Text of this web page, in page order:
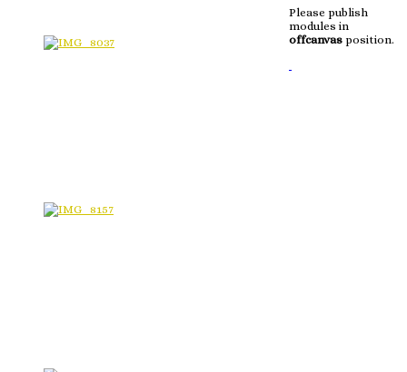
Please publish
modules in
offcanvas position.